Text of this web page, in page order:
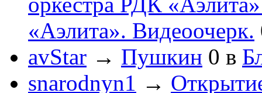
«Аэлита». Видеоочерк.
avStar → Пушкин 0 в
snarodnyn1 →